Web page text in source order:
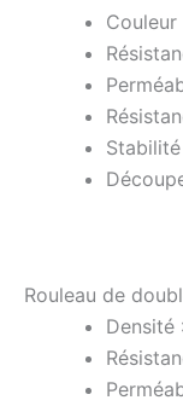
Couleur
Rouleau de
Densité